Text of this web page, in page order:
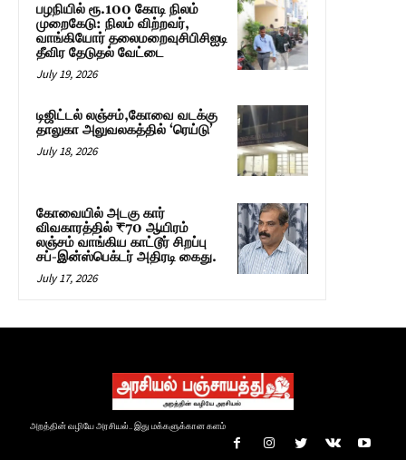
பழநியில் ரூ.100 கோடி நிலம்
முறைகேடு: நிலம் விற்றவர்,
வாங்கியோர் தலைமறைவுசிபிசிஐடி
தீவிர தேடுதல் வேட்டை
July 19, 2026
டிஜிட்டல் லஞ்சம்,கோவை வடக்கு
தாலுகா அலுவலகத்தில் ‘ரெய்டு’
July 18, 2026
கோவையில் அடகு கார்
விவகாரத்தில் ₹70 ஆயிரம்
லஞ்சம் வாங்கிய காட்டூர் சிறப்பு
சப்-இன்ஸ்பெக்டர் அதிரடி கைது.
July 17, 2026
அறத்தின் வழியே அரசியல்.. இது மக்களுக்கான களம்